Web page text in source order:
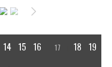
14 15 16 17 18 19